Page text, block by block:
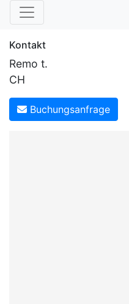
Kontakt
Remo t.
CH
Buchungsanfrage